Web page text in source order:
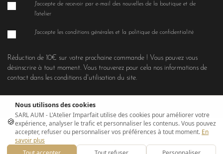
J'accepte de recevoir par e-mail des nouvelles de la boutique et de
l'atelier
J'accepte les conditions générales et la politique de confidentialité
Réduction de 10€ sur votre prochaine commande ! Vous pouvez vous
désinscrire à tout moment. Vous trouverez pour cela nos informations de
contact dans les conditions d'utilisation du site.
© L'Atelier Imparfait 2021
🍪
Nous utilisons des cookies
SARL AUM - L'Atelier Imparfait utilise des cookies pour améliorer votre
expérience, analyser le trafic et personnaliser les contenus. Vous pouvez
accepter, refuser ou personnaliser vos préférences à tout moment. En
savoir plus